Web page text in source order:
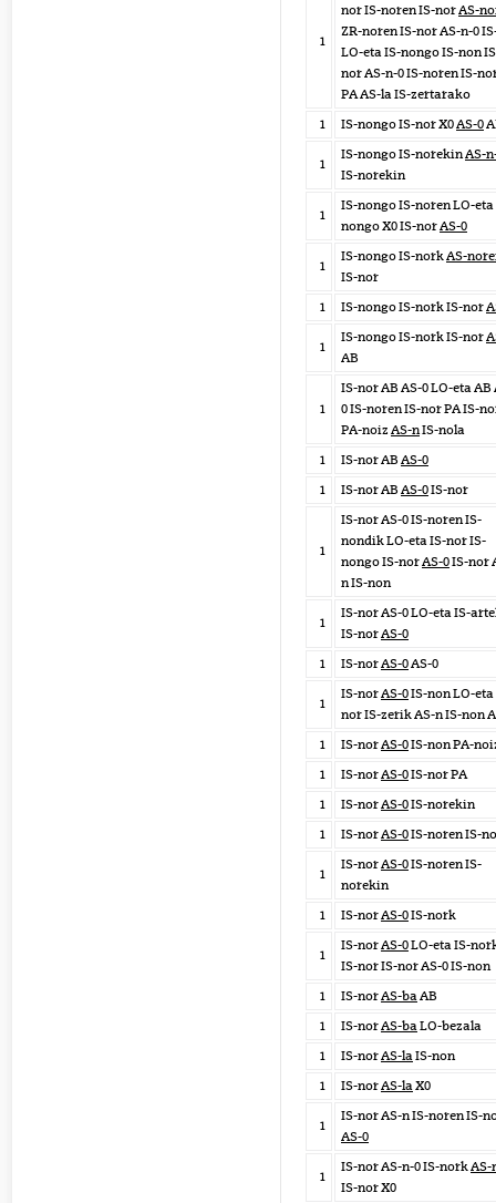
1
nor IS-noren IS-norAS-
ZR-noren IS-nor AS-n-0
LO-eta IS-nongo IS-non
nor AS-n-0 IS-noren IS-
PA AS-la IS-zertarako
1
IS-nongo IS-nor X0AS-0
1
IS-nongo IS-norekinAS-
IS-norekin
1
IS-nongo IS-noren LO-eta
nongo X0 IS-norAS-0
1
IS-nongo IS-norkAS-
IS-nor
1
IS-nongo IS-nork IS-nor
1
IS-nongo IS-nork IS-nor
AB
1
IS-nor AB AS-0 LO-eta AB
0 IS-noren IS-nor PA IS-
PA-noiz AS-nIS-nola
1
IS-nor AB AS-0
1
IS-nor AB AS-0IS-nor
1
IS-nor AS-0 IS-noren IS-
nondik LO-eta IS-nor IS-
nongo IS-norAS-0IS-nor
n IS-non
1
IS-nor AS-0 LO-eta IS-
IS-norAS-0
1
IS-norAS-0AS-0
1
IS-norAS-0IS-non LO-eta
nor IS-zerik AS-n IS-non
1
IS-norAS-0IS-non PA-
1
IS-norAS-0IS-nor PA
1
IS-norAS-0IS-norekin
1
IS-norAS-0IS-noren IS-
1
IS-norAS-0IS-noren IS-
norekin
1
IS-norAS-0IS-nork
1
IS-norAS-0LO-eta IS-
IS-nor IS-nor AS-0 IS-non
1
IS-norAS-baAB
1
IS-norAS-baLO-bezala
1
IS-norAS-laIS-non
1
IS-norAS-laX0
1
IS-nor AS-n IS-noren IS-
AS-0
1
IS-nor AS-n-0 IS-norkAS-
IS-nor X0